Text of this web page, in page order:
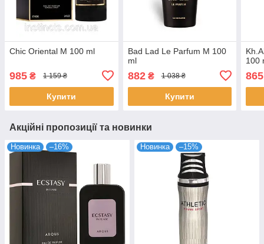
Chic Oriental M 100 ml
985 ₴ 1 159 ₴
Купити
Bad Lad Le Parfum M 100
ml
882₴ 1 038 ₴
Купити
100
865
Акційні пропозиції та новинки
Новинка –16% Новинка –15%